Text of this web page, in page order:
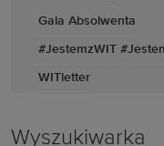
Gala Absolwenta
#JestemzWIT
WITletter
Wyszukiwarka